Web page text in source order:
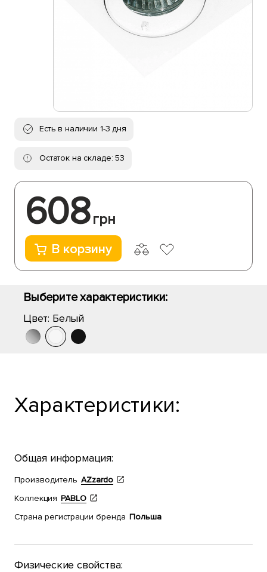
Есть в наличии 1-3 дня
Остаток на складе: 53
608 грн
В корзину
Выберите характеристики:
Цвет: Белый
Характеристики:
Общая информация:
Производитель AZzardo
Коллекция PABLO
Страна регистрации бренда Польша
Физические свойства: